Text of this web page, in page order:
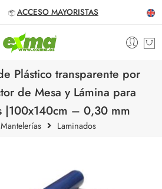
ACCESO MAYORISTAS
Plástico transparente por
de Mesa y Lámina para
|100x140cm – 0,30 mm
Mantelerías Laminados